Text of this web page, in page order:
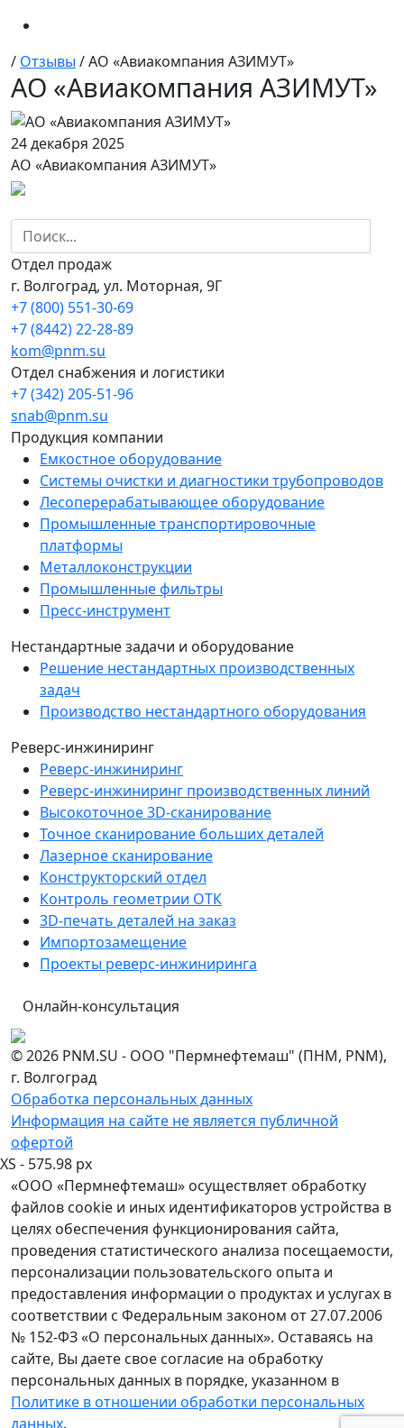
/ Отзывы /АО «Авиакомпания АЗИМУТ»
АО «Авиакомпания АЗИМУТ»
24 декабря 2025
АО «Авиакомпания АЗИМУТ»
Отдел продаж
г. Волгоград, ул. Моторная, 9Г
+7 (800) 551-30-69
+7 (8442) 22-28-89
kom@pnm.su
Отдел снабжения и логистики
+7 (342) 205-51-96
snab@pnm.su
Продукция компании
Емкостное оборудование
Системы очистки и диагностики трубопроводов
Лесоперерабатывающее оборудование
Промышленные транспортировочные
платформы
Металлоконструкции
Промышленные фильтры
Пресс-инструмент
Нестандартные задачи и оборудование
Решение нестандартных производственных
задач
Производство нестандартного оборудования
Реверс-инжиниринг
Реверс-инжиниринг
Реверс-инжиниринг производственных линий
Высокоточное 3D-сканирование
Точное сканирование больших деталей
Лазерное сканирование
Конструкторский отдел
Контроль геометрии ОТК
3D-печать деталей на заказ
Импортозамещение
Проекты реверс-инжиниринга
© 2026 PNM.SU - ООО "Пермнефтемаш" (ПНМ, PNM),
г. Волгоград
Обработка персональных данных
Информация на сайте не является публичной
офертой
Онлайн-консультация
XS - 575.98 px
«ООО «Пермнефтемаш» осуществляет обработку
файлов cookie и иных идентификаторов устройства в
целях обеспечения функционирования сайта,
проведения статистического анализа посещаемости,
персонализации пользовательского опыта и
предоставления информации о продуктах и услугах в
соответствии с Федеральным законом от 27.07.2006
№ 152-ФЗ «О персональных данных». Оставаясь на
сайте, Вы даете свое согласие на обработку
персональных данных в порядке, указанном в
Политике в отношении обработки персональных
данных.